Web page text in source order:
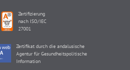
Zertifizierung
nach ISO/IEC
27001
Zertifikat durch die andalusische
Agentur für Gesundheitspolitische
Information